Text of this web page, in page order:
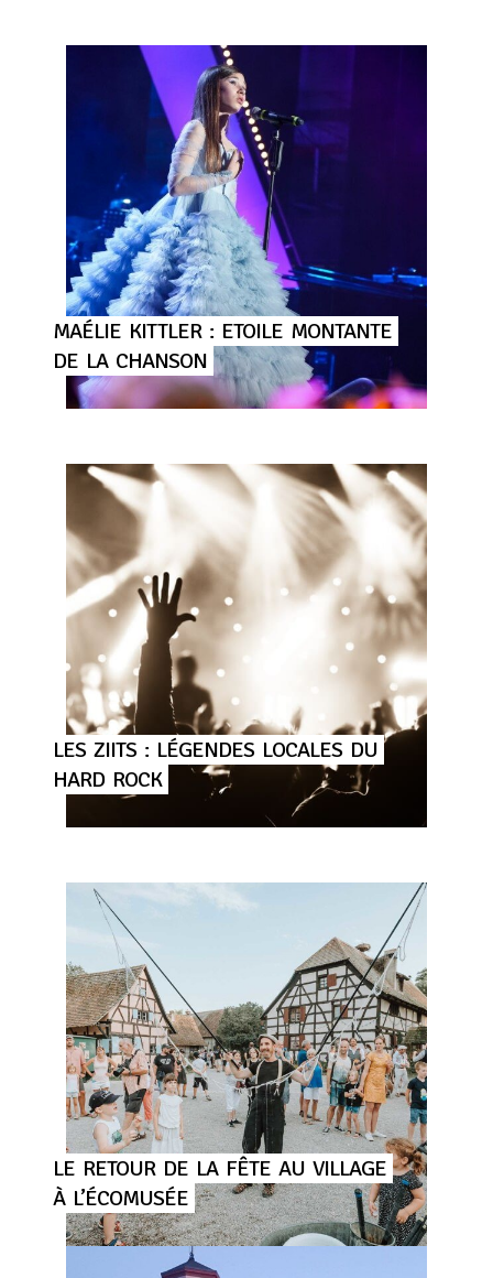
MAÉLIE KITTLER : ETOILE MONTANTE
DE LA CHANSON
LES ZIITS : LÉGENDES LOCALES DU
HARD ROCK
LE RETOUR DE LA FÊTE AU VILLAGE
À L’ÉCOMUSÉE